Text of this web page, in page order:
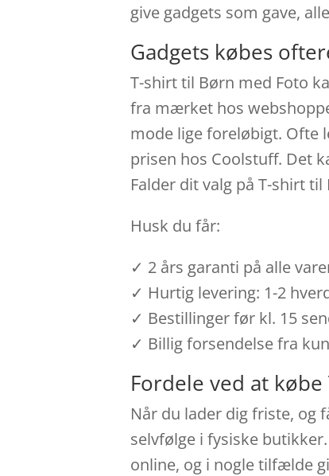
give gadgets som gave,
Gadgets købes
T-shirt til Børn med Foto
fra mærket hos
mode lige foreløbigt. Ofte
prisen hos Coolstuff. Det
Falder dit valg på T-shirt
Husk du får:
✓ 2 års garanti på alle
✓ Hurtig levering: 1-2
✓ Bestillinger før kl. 15
✓ Billig forsendelse fra
Fordele ved at
Når du lader dig friste, og
selvfølge i fysiske
online, og i nogle tilfælde